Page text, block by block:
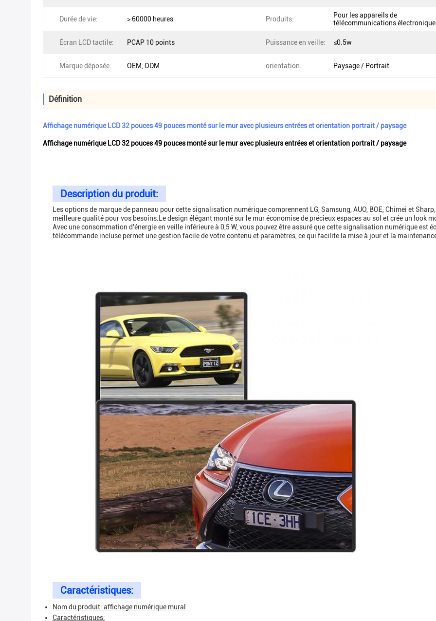
Durée de vie: > 60000 heures Produits:
Pour les appareils de
télécommunications
Écran LCD tactile: PCAP 10 points Puissance en veille: ≤0.5w
Marque déposée: OEM, ODM orientation: Paysage / Portrait
Définition
Affichage numérique LCD 32 pouces 49 pouces monté sur le mur avec plusieurs entrées et orientation portrait / paysage
Affichage numérique LCD 32 pouces 49 pouces monté sur le mur avec plusieurs entrées et orientation portrait / paysage
Description du produit:
Les options de marque de panneau pour cette signalisation numérique comprennent LG, Samsung, AUO, BOE, Chimei et
meilleure qualité pour vos besoins.Le design élégant monté sur le mur économise de précieux espaces au sol et crée un look
Avec une consommation d'énergie en veille inférieure à 0,5 W, vous pouvez être assuré que cette signalisation numérique est
télécommande incluse permet une gestion facile de votre contenu et paramètres, ce qui facilite la mise à jour et la
Caractéristiques:
Nom du produit: affichage numérique mural
Caractéristiques: